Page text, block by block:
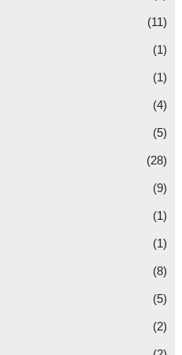
(11)
(1)
(1)
(4)
(5)
(28)
(9)
(1)
(1)
(8)
(5)
(2)